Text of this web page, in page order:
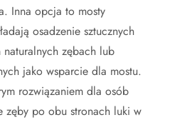
Inna opcja to mosty
osadzenie sztucznych
zębach lub
jako wsparcie dla mostu.
rozwiązaniem dla osób
zęby po obu stronach luki w